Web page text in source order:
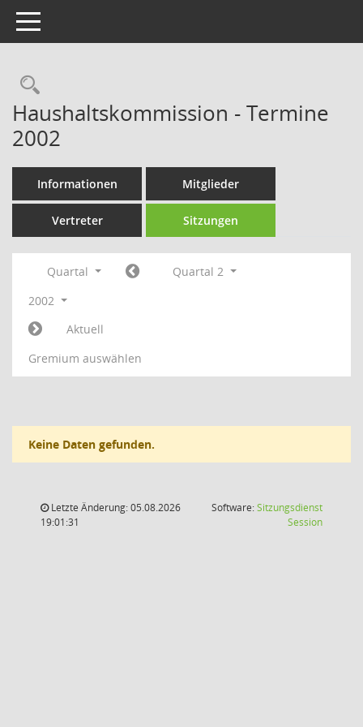
Toggle navigation
Rechercheauswahl
Haushaltskommission - Termine
2002
Informationen Mitglieder
Vertreter Sitzungen
Quartal
Quartal 2
2002
Aktuell
Gremium auswählen
Keine Daten gefunden.
Letzte Änderung: 05.08.2026
19:01:31
Software:Sitzungsdienst
Session(Wird in